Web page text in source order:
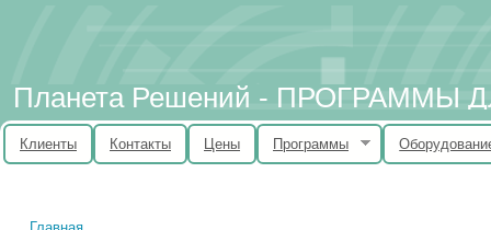
Планета Решений - ПРОГРАММЫ
Клиенты Контакты Цены Программы
Главная